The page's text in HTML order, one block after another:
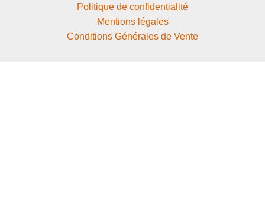
Politique de confidentialité
Mentions légales
Conditions Générales de Vente